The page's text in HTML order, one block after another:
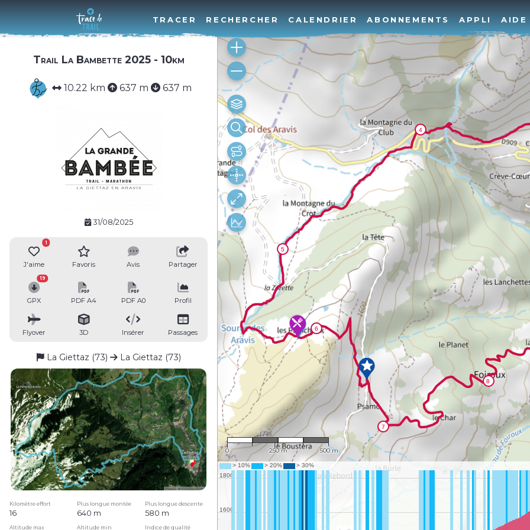
TRACER RECHERCHER CALENDRIER ABONNEMENTS APPLI AIDE
Trail La Bambette 2025 - 10km
10.22 km 637 m 637 m
31/08/2025
J'aime
1
Favoris Avis Partager
GPX
19
PDF A4 PDF A0 Profil
Flyover 3D Insérer Passages
La Giettaz (73) La Giettaz (73)
Kilomètre effort Plus longue montée Plus longue descente
16 640 m 580 m
Altitude max Altitude min Indice de qualité
1 : 10,369
0 250 m 500 m